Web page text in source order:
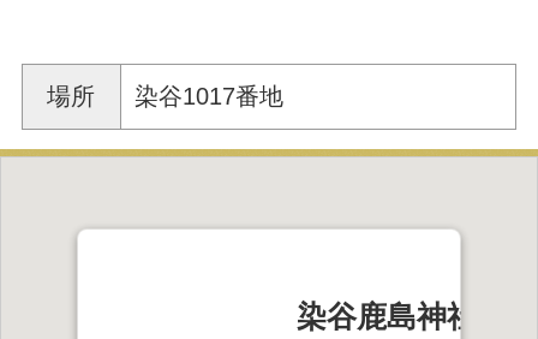
場所 染谷1017番地
染谷鹿島神社